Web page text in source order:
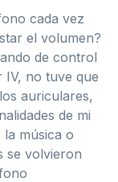
cada vez
el volumen?
de control
IV, no tuve que
auriculares,
de mi
música o
se volvieron